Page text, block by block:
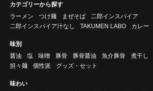
カテゴリーから探す
ラーメン
つけ麺 まぜそば
二郎インスパイア
二郎インスパイア汁なし
TAKUMEN LABO カレー
味別
醤油
塩 味噌 豚骨 豚骨醤油 魚介豚骨 煮干し
担々麺
個性派 グッズ・セット
味わい